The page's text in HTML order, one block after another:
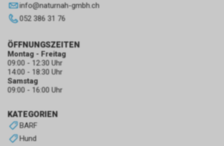
info@naturnah-gmbh.ch
052 386 31 76
KATEGORIEN
BARF
Hund
ÖFFNUNGSZEITEN
Montag - Freitag
09:00 - 12:30 Uhr
14:00 - 18:30 Uhr
Samstag
09:00 - 16:00 Uhr